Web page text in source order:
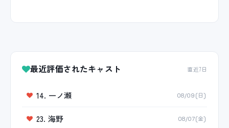
最近評価されたキャスト 直近7日
14. 一ノ瀬 08/09(日)
23. 海野 08/07(金)